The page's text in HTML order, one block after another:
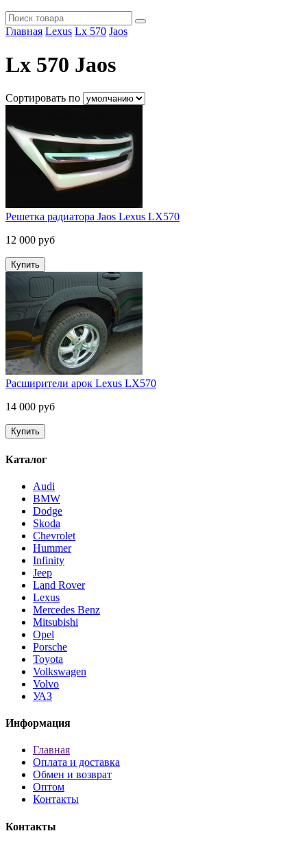
Главная Lexus Lx 570 Jaos
Lx 570 Jaos
Сортировать по
Решетка радиатора Jaos Lexus LX570
12 000 руб
Расширители арок Lexus LX570
14 000 руб
Каталог
Audi
BMW
Dodge
Skoda
Chevrolet
Hummer
Infinity
Jeep
Land Rover
Lexus
Mercedes Benz
Mitsubishi
Opel
Porsche
Toyota
Volkswagen
Volvo
УАЗ
Информация
Главная
Оплата и доставка
Обмен и возврат
Оптом
Контакты
Контакты